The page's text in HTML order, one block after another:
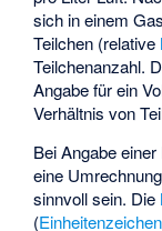
sich in einem
Teilchen (relative
Teilchenanzahl.
Angabe für ein
Verhältnis von
Bei Angabe
eine
sinnvoll sein. Die
(Einheitenzeichen